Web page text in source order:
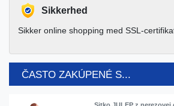
Sikkerhed
Sikker online shopping med SSL-
ČASTO ZAKÚPENÉ S...